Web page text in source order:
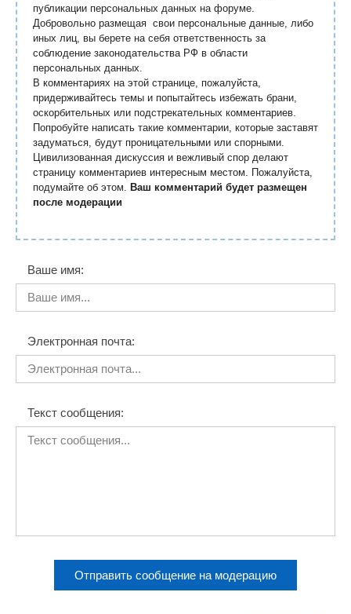
публикации персональных данных на форуме.
Добровольно размещая свои персональные данные, либо
иных лиц, вы берете на себя ответственность за
соблюдение законодательства РФ в области
персональных данных.
В комментариях на этой странице, пожалуйста,
придерживайтесь темы и попытайтесь избежать брани,
оскорбительных или подстрекательных комментариев.
Попробуйте написать такие комментарии, которые заставят
задуматься, будут проницательными или спорными.
Цивилизованная дискуссия и вежливый спор делают
страницу комментариев интересным местом. Пожалуйста,
подумайте об этом. Ваш комментарий будет размещен
после модерации
Ваше имя:
Электронная почта:
Текст сообщения:
Отправить сообщение на модерацию